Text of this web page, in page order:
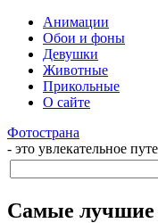
Анимации
Обои и фоны
Девушки
Животные
Прикольные
О сайте
Фотострана
- это увлекательное
Самые лучшие